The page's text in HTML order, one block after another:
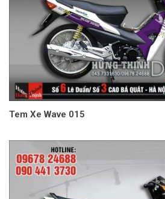
Tem Xe Wave 015